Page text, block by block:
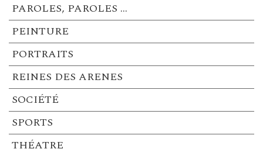
PAROLES, PAROLES …
PEINTURE
PORTRAITS
REINES DES ARENES
SOCIÉTÉ
SPORTS
THÉATRE